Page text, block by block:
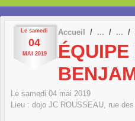
Le samedi
04
MAI 2019
Accueil
Le samedi 04 mai 2019
Lieu : dojo JC ROUSSEAU, rue